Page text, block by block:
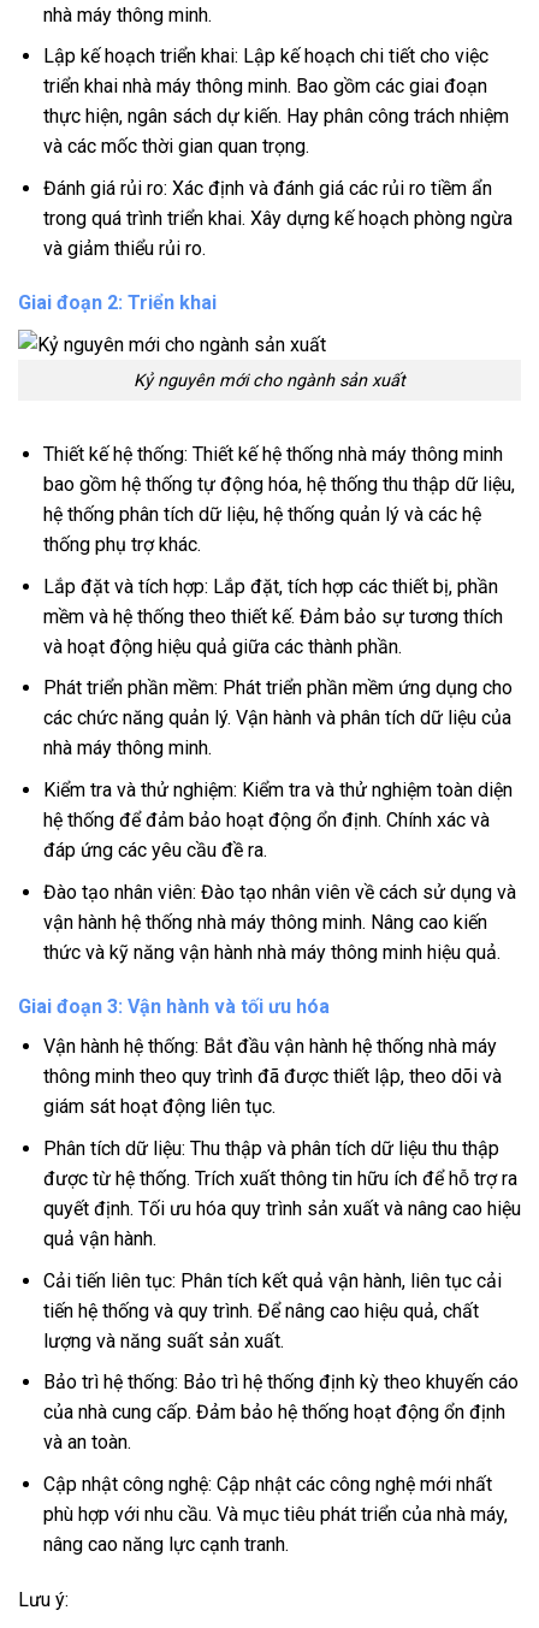
nhà máy thông minh.
Lập kế hoạch triển khai: Lập kế hoạch chi tiết cho việc
triển khai nhà máy thông minh. Bao gồm các giai đoạn
thực hiện, ngân sách dự kiến. Hay phân công trách nhiệm
và các mốc thời gian quan trọng.
Đánh giá rủi ro: Xác định và đánh giá các rủi ro tiềm ẩn
trong quá trình triển khai. Xây dựng kế hoạch phòng ngừa
và giảm thiểu rủi ro.
Giai đoạn 2: Triển khai
Kỷ nguyên mới cho ngành sản xuất
Thiết kế hệ thống: Thiết kế hệ thống nhà máy thông minh
bao gồm hệ thống tự động hóa, hệ thống thu thập dữ liệu,
hệ thống phân tích dữ liệu, hệ thống quản lý và các hệ
thống phụ trợ khác.
Lắp đặt và tích hợp: Lắp đặt, tích hợp các thiết bị, phần
mềm và hệ thống theo thiết kế. Đảm bảo sự tương thích
và hoạt động hiệu quả giữa các thành phần.
Phát triển phần mềm: Phát triển phần mềm ứng dụng cho
các chức năng quản lý. Vận hành và phân tích dữ liệu của
nhà máy thông minh.
Kiểm tra và thử nghiệm: Kiểm tra và thử nghiệm toàn diện
hệ thống để đảm bảo hoạt động ổn định. Chính xác và
đáp ứng các yêu cầu đề ra.
Đào tạo nhân viên: Đào tạo nhân viên về cách sử dụng và
vận hành hệ thống nhà máy thông minh. Nâng cao kiến
thức và kỹ năng vận hành nhà máy thông minh hiệu quả.
Giai đoạn 3: Vận hành và tối ưu hóa
Vận hành hệ thống: Bắt đầu vận hành hệ thống nhà máy
thông minh theo quy trình đã được thiết lập, theo dõi và
giám sát hoạt động liên tục.
Phân tích dữ liệu: Thu thập và phân tích dữ liệu thu thập
được từ hệ thống. Trích xuất thông tin hữu ích để hỗ trợ ra
quyết định. Tối ưu hóa quy trình sản xuất và nâng cao hiệu
quả vận hành.
Cải tiến liên tục: Phân tích kết quả vận hành, liên tục cải
tiến hệ thống và quy trình. Để nâng cao hiệu quả, chất
lượng và năng suất sản xuất.
Bảo trì hệ thống: Bảo trì hệ thống định kỳ theo khuyến cáo
của nhà cung cấp. Đảm bảo hệ thống hoạt động ổn định
và an toàn.
Cập nhật công nghệ: Cập nhật các công nghệ mới nhất
phù hợp với nhu cầu. Và mục tiêu phát triển của nhà máy,
nâng cao năng lực cạnh tranh.
Lưu ý: